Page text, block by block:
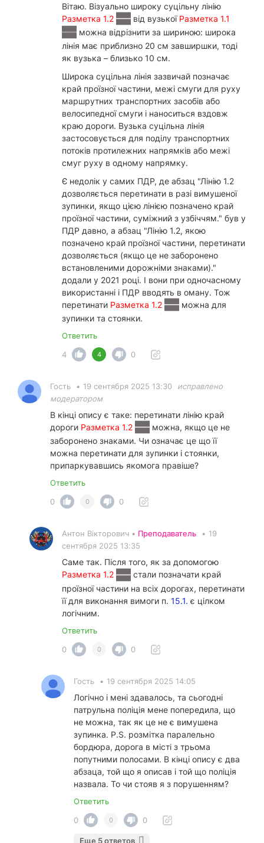
Вітаю. Візуально широку суцільну лінію
Разметка 1.2
від вузької Разметка 1.1
можна відрізнити за шириною: широка
лінія має приблизно 20 см завширшки, тоді
як вузька – близько 10 см.
Широка суцільна лінія зазвичай позначає
край проїзної частини, межі смуги для руху
маршрутних транспортних засобів або
велосипедної смуги і наноситься вздовж
краю дороги. Вузька суцільна лінія
застосовується для поділу транспортних
потоків протилежних напрямків або межі
смуг руху в одному напрямку.
Є недолік у самих ПДР, де абзац "Лінію 1.2
дозволяється перетинати в разі вимушеної
зупинки, якщо цією лінією позначено край
проїзної частини, суміжний з узбіччям." був у
ПДР давно, а абзац "Лінію 1.2, якою
позначено край проїзної частини, перетинати
дозволяється (якщо це не заборонено
встановленими дорожніми знаками)."
додали у 2021 році. І вони при одночасному
використанні і ПДР вводять в оману. Тож
перетинати Разметка 1.2
можна для
зупинки та стоянки.
Ответить
4
4 0
Гость • 19 сентября 2025 13:30
исправлено
модератором
В кінці опису є таке: перетинати лінію край
дороги Разметка 1.2
можна, якщо це не
заборонено знаками. Чи означає це що її
можна перетинати для зупинки і стоянки,
припаркувавшись якомога правіше?
Ответить
0
0 0
Антон Вікторович • Преподаватель • 19
сентября 2025 13:35
Саме так. Після того, як за допомогою
Разметка 1.2
стали позначати край
проїзної частини на всіх дорогах, перетинати
її для виконання вимоги п. 15.1. є цілком
логічним.
Ответить
0
0 0
Гость • 19 сентября 2025 14:05
Логічно і мені здавалось, та сьогодні
патрульна поліція мене попередила, що
не можна, так як це не є вимушена
зупинка. Р.S. розмітка паралельно
бордюра, дорога в місті з трьома
попутними полосами. В кінці опису є два
абзаца, той що я описав і той що поліція
назвала. То чи стояв я з порушенням?
Ответить
0
0 0
Еще 5 ответов